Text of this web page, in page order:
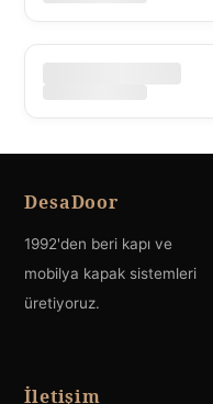
DesaDoor
1992'den beri kapı ve
mobilya kapak sistemleri
üretiyoruz.
İletişim